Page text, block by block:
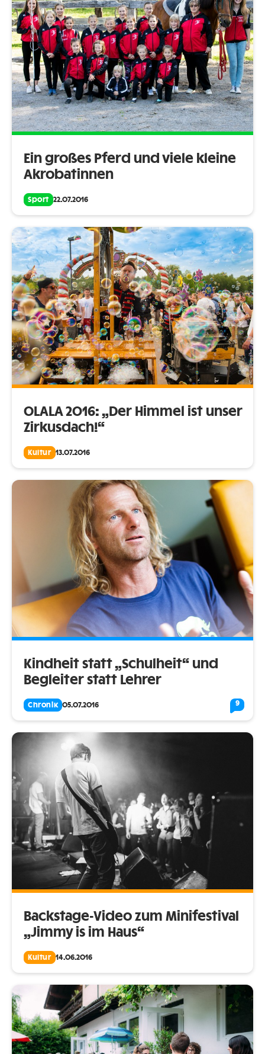
Ein großes Pferd und viele kleine
Akrobatinnen
Sport 22.07.2016
OLALA 2016: „Der Himmel ist unser
Zirkusdach!“
Kultur 13.07.2016
Kindheit statt „Schulheit“ und
Begleiter statt Lehrer
Chronik 05.07.2016 9
Backstage-Video zum Minifestival
„Jimmy is im Haus“
Kultur 14.06.2016